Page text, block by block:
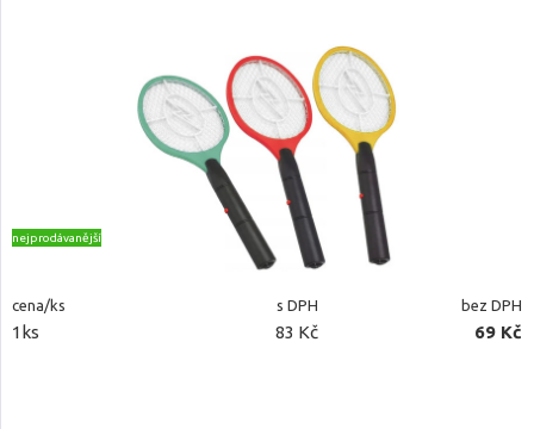
nejprodávanější
cena/ks s DPH bez DPH
1ks 83 Kč 69 Kč